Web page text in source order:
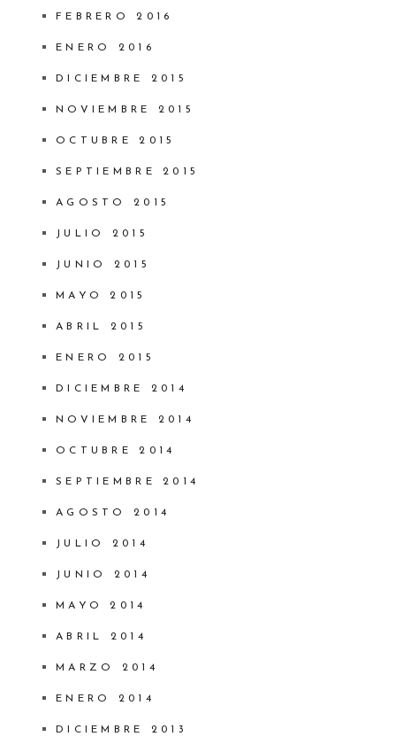
FEBRERO 2016
ENERO 2016
DICIEMBRE 2015
NOVIEMBRE 2015
OCTUBRE 2015
SEPTIEMBRE 2015
AGOSTO 2015
JULIO 2015
JUNIO 2015
MAYO 2015
ABRIL 2015
ENERO 2015
DICIEMBRE 2014
NOVIEMBRE 2014
OCTUBRE 2014
SEPTIEMBRE 2014
AGOSTO 2014
JULIO 2014
JUNIO 2014
MAYO 2014
ABRIL 2014
MARZO 2014
ENERO 2014
DICIEMBRE 2013